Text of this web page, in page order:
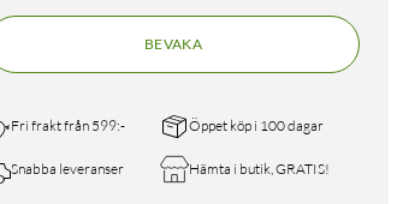
BEVAKA
Fri frakt från 599:- Öppet köp i 100 dagar
Snabba leveranser Hämta i butik, GRATIS!